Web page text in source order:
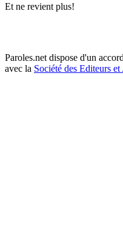
Et ne revient plus!
Paroles.net dispose d'un
avec la Société des Editeurs